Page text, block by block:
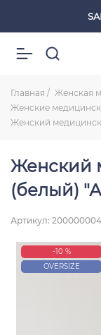
Главная
Женская
Женские
Женский
Женский
(белый)
Артикул:
-10 %
OVERSIZE